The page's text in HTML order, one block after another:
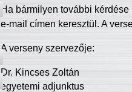
Ha bármilyen további
e-mail címen keresztül. A
A verseny szervezője:
Dr. Kincses Zoltán
egyetemi adjunktus